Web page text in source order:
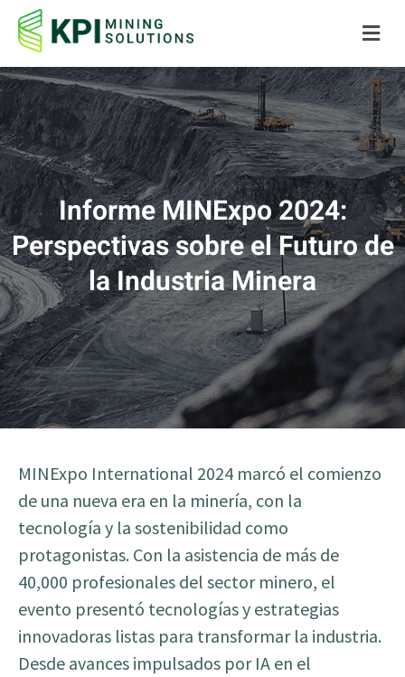
Informe MINExpo 2024:
Perspectivas sobre el Futuro de
la Industria Minera
MINExpo International 2024 marcó el comienzo
de una nueva era en la minería, con la
tecnología y la sostenibilidad como
protagonistas. Con la asistencia de más de
40,000 profesionales del sector minero, el
evento presentó tecnologías y estrategias
innovadoras listas para transformar la industria.
Desde avances impulsados por IA en el